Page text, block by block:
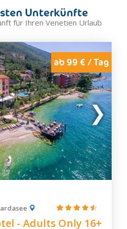
Unterkünfte
für Ihren Venetien Urlaub
ab 99 € / Tag
- Adults Only 16+